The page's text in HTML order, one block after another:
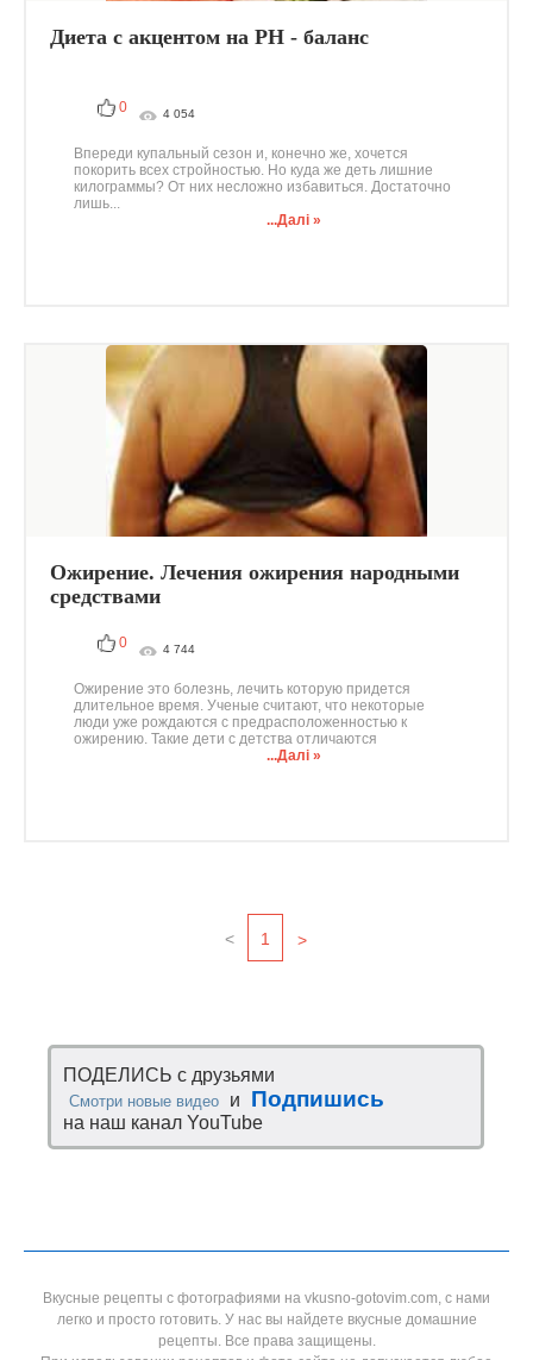
Диета с акцентом на РН - баланс
0 4 054
Впереди купальный сезон и, конечно же, хочется
покорить всех стройностью. Но куда же деть лишние
килограммы? От них несложно избавиться. Достаточно
лишь...
...Далі »
Ожирение. Лечения ожирения народными
средствами
0 4 744
Ожирение это болезнь, лечить которую придется
длительное время. Ученые считают, что некоторые
люди уже рождаются с предрасположенностью к
ожирению. Такие дети с детства отличаются
...Далі »
< 1 >
ПОДЕЛИСЬ с друзьями
Смотри новые видео и Подпишись
на наш канал YouTube
Вкусные рецепты с фотографиями на vkusno-gotovim.com, с нами
легко и просто готовить. У нас вы найдете вкусные домашние
рецепты. Все права защищены.